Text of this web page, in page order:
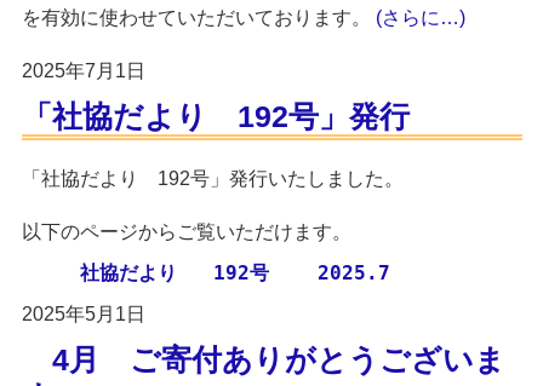
を有効に使わせていただいております。 (さらに…)
2025年7月1日
「社協だより 192号」発行
「社協だより 192号」発行いたしました。
以下のページからご覧いただけます。
社協だより   192号    2025.7
2025年5月1日
4月 ご寄付ありがとうございま